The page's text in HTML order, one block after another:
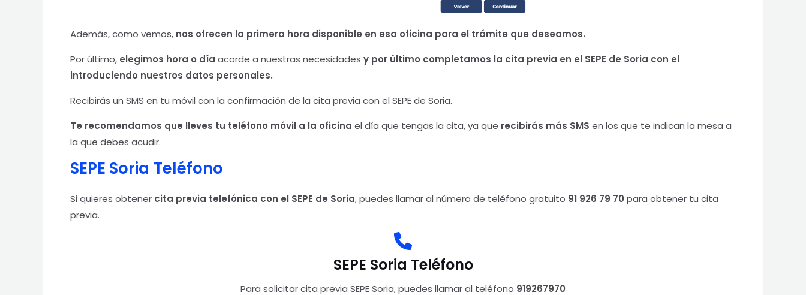
Además, como vemos, nos ofrecen la primera hora disponible en esa oficina para el trámite que deseamos.
Por último, elegimos hora o día acorde a nuestras necesidades y por último completamos la cita previa en el SEPE de Soria con el
introduciendo nuestros datos personales.
Recibirás un SMS en tu móvil con la confirmación de la cita previa con el SEPE de Soria.
Te recomendamos que lleves tu teléfono móvil a la oficina el día que tengas la cita, ya que recibirás más SMS en los que te indican la mesa a
la que debes acudir.
SEPE Soria Teléfono
Si quieres obtener cita previa telefónica con el SEPE de Soria, puedes llamar al número de teléfono gratuito 91 926 79 70 para obtener tu cita
previa.
SEPE Soria Teléfono
Para solicitar cita previa SEPE Soria, puedes llamar al teléfono 919267970